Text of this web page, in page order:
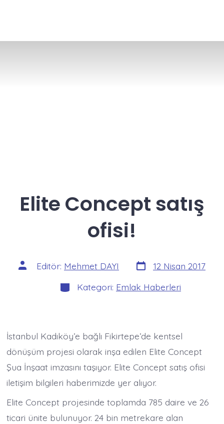
Elite Concept satış
ofisi!
Yazının
yazarı
Editör: Mehmet DAYI Yazı
tarihi
12 Nisan 2017
Kategoriler
Kategori: Emlak Haberleri
İstanbul Kadıköy’e bağlı Fikirtepe’de kentsel
dönüşüm projesi olarak inşa edilen Elite Concept
Şua İnşaat imzasını taşıyor. Elite Concept satış ofisi
iletişim bilgileri haberimizde yer alıyor.
Elite Concept projesinde toplamda 785 daire ve 26
ticari ünite bulunuyor. 24 bin metrekare alan